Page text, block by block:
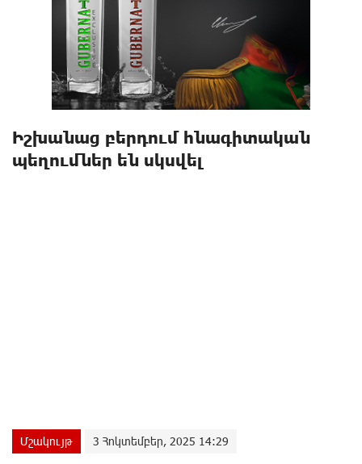
Իշխանաց բերդում հնագիտական
պեղումներ են սկսվել
Մշակույթ 3 Հոկտեմբեր, 2025 14:29